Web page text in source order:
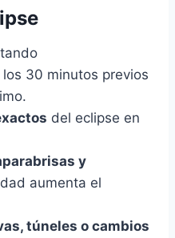
30 minutos previos
del eclipse en
y
aumenta el
túneles o cambios